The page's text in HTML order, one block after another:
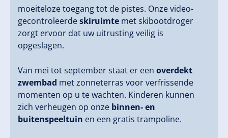
moeiteloze toegang tot de pistes. Onze video-
gecontroleerdeskiruimte met skibootdroger
zorgt ervoor dat uw uitrusting veilig is
opgeslagen.
Van mei tot september staat er een overdekt
zwembad met zonneterras voor verfrissende
momenten op u te wachten. Kinderen kunnen
zich verheugen op onze binnen- en
buitenspeeltuin en een gratis trampoline.